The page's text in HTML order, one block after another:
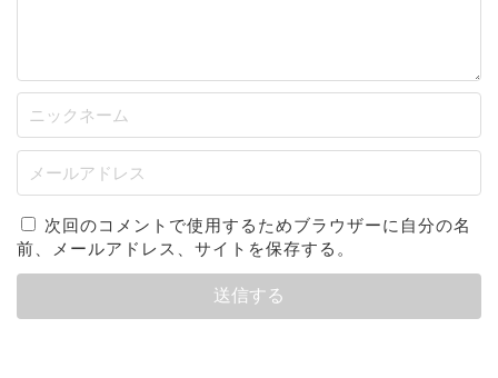
次回のコメントで使用するためブラウザーに自分の名
前、メールアドレス、サイトを保存する。